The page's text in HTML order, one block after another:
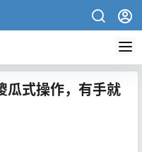
瓜式操作，有手就